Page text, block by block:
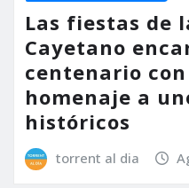
Las fiestas de
Cayetano
centenario
homenaje a
históricos
torrent al dia